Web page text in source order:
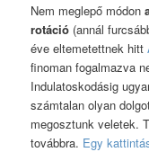
Nem meglepő módon
rotáció (annál
éve eltemetettnek hitt
finoman fogalmazva
Indulatoskodásig
számtalan olyan
megosztunk veletek.
továbbra. Egy